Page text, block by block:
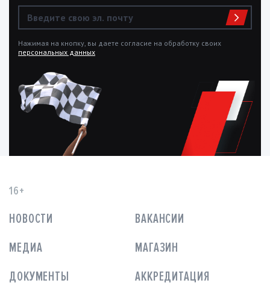
Нажимая на кнопку, вы даете согласие на обработку своих
персональных данных
16+
НОВОСТИ
ВАКАНСИИ
МЕДИА
МАГАЗИН
ДОКУМЕНТЫ
АККРЕДИТАЦИЯ